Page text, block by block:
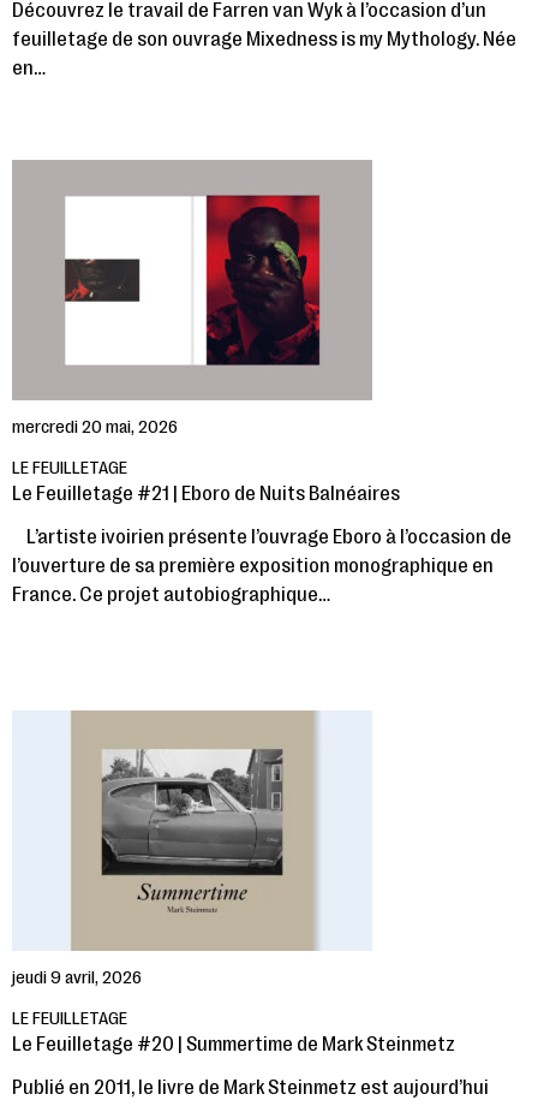
Découvrez le travail de Farren van Wyk à l’occasion d’un
feuilletage de son ouvrage Mixedness is my Mythology. Née
en…
mercredi 20 mai, 2026
LE FEUILLETAGE
Le Feuilletage #21 | Eboro de Nuits Balnéaires
L’artiste ivoirien présente l’ouvrage Eboro à l’occasion de
l’ouverture de sa première exposition monographique en
France. Ce projet autobiographique…
jeudi 9 avril, 2026
LE FEUILLETAGE
Le Feuilletage #20 | Summertime de Mark Steinmetz
Publié en 2011, le livre de Mark Steinmetz est aujourd’hui